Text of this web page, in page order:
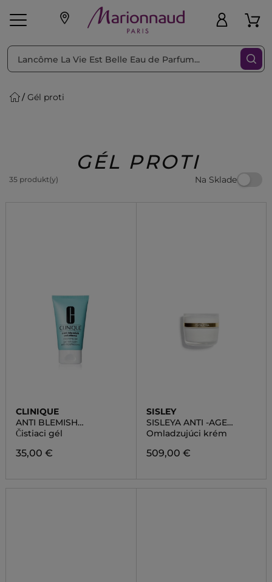
pleť Líčenie
Beauty
Gél proti
GÉL PROTI
35 produkt(y) Na Sklade
Triediť podľa Filtrovať
CLINIQUE
ANTI BLEMISH
SOLUTIONS CLEANSING
GEL
Čistiaci gél
35,00 €
SISLEY
SISLEYA ANTI -AGE
FRESH GEL CREAM
Omladzujúci krém
509,00 €